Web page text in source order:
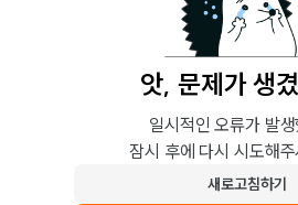
앗, 문제가 생
일시적인 오류가 발
잠시 후에 다시 시도해
새로고침하기